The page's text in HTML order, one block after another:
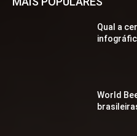
Qual a
World